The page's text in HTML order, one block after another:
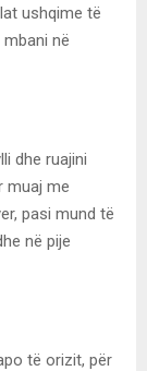
ushqime të
në
dhe ruajini
muaj me
pasi mund të
në pije
të orizit, për